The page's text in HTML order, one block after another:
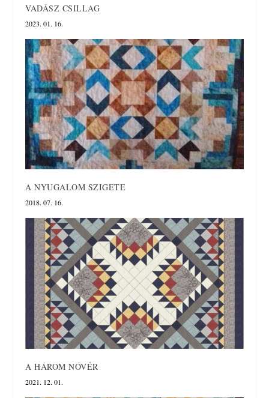
VADÁSZ CSILLAG
2023. 01. 16.
A NYUGALOM SZIGETE
2018. 07. 16.
A HÁROM NŐVÉR
2021. 12. 01.